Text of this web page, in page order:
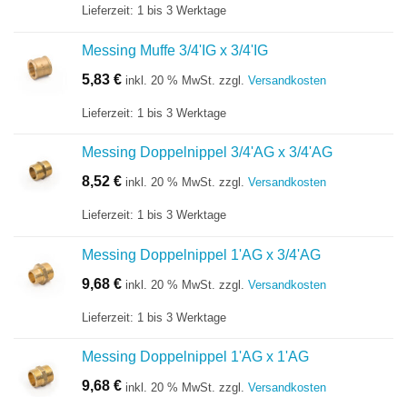
Lieferzeit: 1 bis 3 Werktage
Messing Muffe 3/4'IG x 3/4'IG
5,83 € inkl. 20 % MwSt. zzgl. Versandkosten
Lieferzeit: 1 bis 3 Werktage
Messing Doppelnippel 3/4'AG x 3/4'AG
8,52 € inkl. 20 % MwSt. zzgl. Versandkosten
Lieferzeit: 1 bis 3 Werktage
Messing Doppelnippel 1'AG x 3/4'AG
9,68 € inkl. 20 % MwSt. zzgl. Versandkosten
Lieferzeit: 1 bis 3 Werktage
Messing Doppelnippel 1'AG x 1'AG
9,68 € inkl. 20 % MwSt. zzgl. Versandkosten